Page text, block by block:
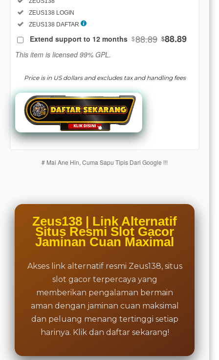
License
SELECTED
$ 88
Use, by
you or
one
a single
end
product
which
end
users
are not
charged
for. The
the item
price
and a
buyer
View
Included:
ZEUS138 LOGIN
Included:
ZEUS138 DAFTAR
Extend support to 12 months $88.89 $88.89
This item is licensed 99% GPL.
Price is in US dollars and excludes tax and handling fees
# Mai Ane Hin, Cuma Sapu Tipis Dari Google !!!
Zeus138 | Link Alternatif
Situs Resmi Slot Gacor
Jaminan Cuan Maximal
Akses link alternatif resmi Zeus138, situs
slot gacor terpercaya yang
memberikan pengalaman bermain
aman dengan jaminan cuan maksimal
dan peluang menang tertinggi setiap
harinya. Klik dan daftar sekarang!